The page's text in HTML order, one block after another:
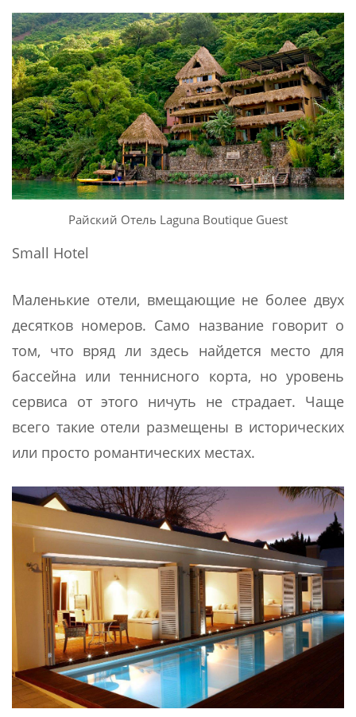
Райский Отель Laguna Boutique Guest
Small Hotel
Маленькие отели, вмещающие не более двух
десятков номеров. Само название говорит о
том, что вряд ли здесь найдется место для
бассейна или теннисного корта, но уровень
сервиса от этого ничуть не страдает. Чаще
всего такие отели размещены в исторических
или просто романтических местах.